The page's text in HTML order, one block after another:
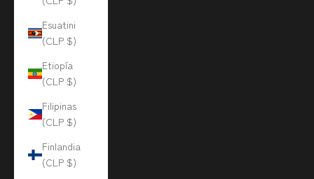
Esuatini
(CLP $)
Etiopía
(CLP $)
Filipinas
(CLP $)
Finlandia
(CLP $)